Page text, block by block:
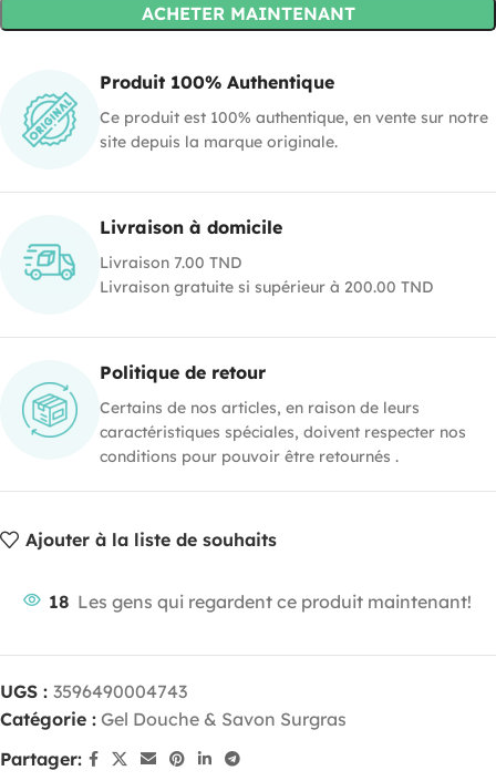
ACHETER MAINTENANT
Produit 100% Authentique
Ce produit est 100% authentique, en vente sur notre
site depuis la marque originale.
Livraison à domicile
Livraison 7.00 TND
Livraison gratuite si supérieur à 200.00 TND
Politique de retour
Certains de nos articles, en raison de leurs
caractéristiques spéciales, doivent respecter nos
conditions pour pouvoir être retournés .
Ajouter à la liste de souhaits
18 Les gens qui regardent ce produit maintenant!
UGS : 3596490004743
Catégorie : Gel Douche & Savon Surgras
Partager: